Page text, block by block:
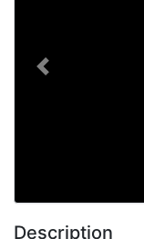
Previous
Description